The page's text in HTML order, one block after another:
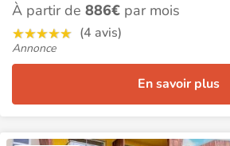
À partir de 886€ par mois
(4 avis)
Annonce
En savoir plus